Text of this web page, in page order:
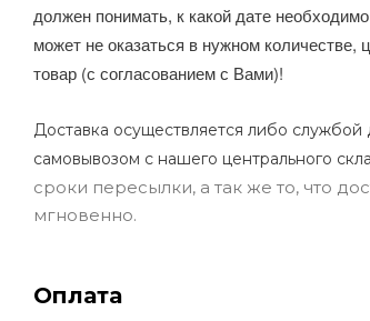
должен понимать, к какой дате
может не оказаться в нужном количестве,
товар (с согласованием с Вами)!
Доставка осуществляется либо
самовывозом с нашего центрального
сроки пересылки, а так же то, что
мгновенно.
Оплата